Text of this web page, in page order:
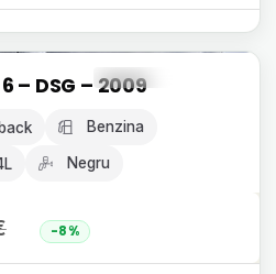
Livrare 24h, fără avans
– DSG – 2009
Benzina
Negru
-8%